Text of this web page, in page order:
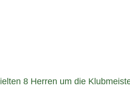
8 Herren um die